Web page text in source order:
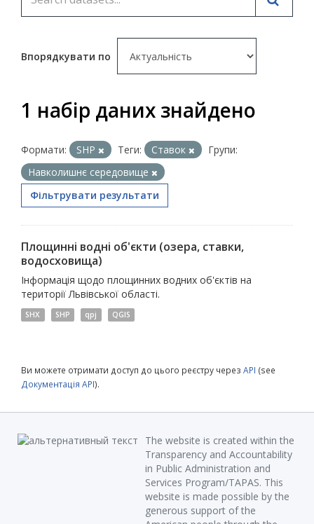
Впорядкувати по
1 набір даних знайдено
Формати: SHP Теги: Ставок
Групи:
Навколишнє середовище
Фільтрувати результати
Площинні водні об'єкти (озера, ставки,
водосховища)
Інформація щодо площинних водних об'єктів на
території Львівської області.
SHX SHP qpj QGIS
Ви можете отримати доступ до цього реєстру через API (see
Документація API).
The website is created within the
Transparency and Accountability
in Public Administration and
Services Program/TAPAS. This
website is made possible by the
generous support of the